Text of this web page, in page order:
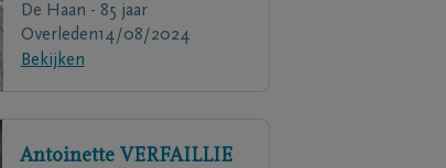
De Haan - 85 jaar
Overleden14/08/2024
Bekijken
Antoinette VERFAILLIE